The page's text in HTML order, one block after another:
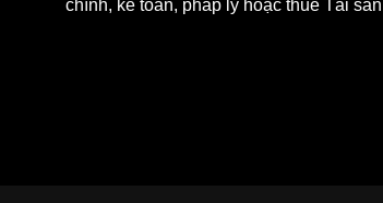
chính, kế toán, pháp lý hoặc thuế Tài
ro cao, có thể giảm giá trị. Vui lòng